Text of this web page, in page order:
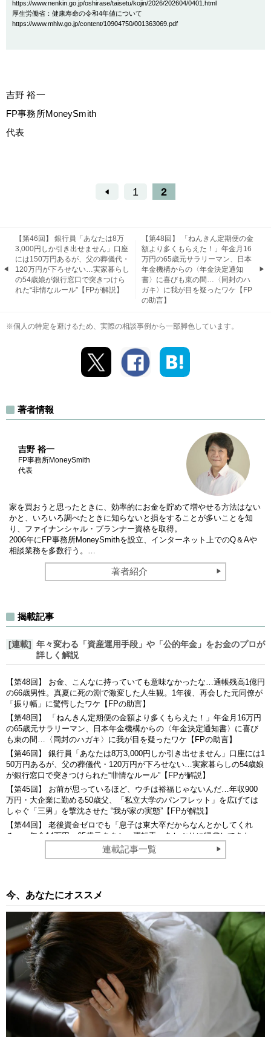
https://www.nenkin.go.jp/oshirase/taisetu/kojin/2026/202604/0401.html
厚生労働省：健康寿命の令和4年値について
https://www.mhlw.go.jp/content/10904750/001363069.pdf
吉野 裕一
FP事務所MoneySmith
代表
1 2
【第46回】 銀行員「あなたは8万
3,000円しか引き出せません」口座
には150万円あるが、父の葬儀代・
120万円が下ろせない…実家暮らし
の54歳娘が銀行窓口で突きつけら
れた“非情なルール”【FPが解説】
【第48回】 「ねんきん定期便の金
額より多くもらえた！」年金月16
万円の65歳元サラリーマン、日本
年金機構からの〈年金決定通知
書〉に喜びも束の間…〈同封のハ
ガキ〉に我が目を疑ったワケ【FP
の助言】
※個人の特定を避けるため、実際の相談事例から一部脚色しています。
著者情報
吉野 裕一
FP事務所MoneySmith
代表
家を買おうと思ったときに、効率的にお金を貯めて増やせる方法はない
かと、いろいろ調べたときに知らないと損をすることが多いことを知
り、ファイナンシャル・プランナー資格を取得。
2006年にFP事務所MoneySmithを設立、インターネット上でのQ＆Aや
相談業務を多数行う。…
著者紹介
揭載記事
[連載] 年々変わる「資産運用手段」や「公的年金」をお金のプロが
詳しく解説
【第48回】 お金、こんなに持っていても意味なかったな…通帳残高1億円
の66歳男性。真夏に死の淵で激変した人生観。1年後、再会した元同僚が
「振り幅」に驚愕したワケ【FPの助言】
【第48回】 「ねんきん定期便の金額より多くもらえた！」年金月16万円
の65歳元サラリーマン、日本年金機構からの〈年金決定通知書〉に喜び
も束の間…〈同封のハガキ〉に我が目を疑ったワケ【FPの助言】
【第46回】 銀行員「あなたは8万3,000円しか引き出せません」口座には1
50万円あるが、父の葬儀代・120万円が下ろせない…実家暮らしの54歳娘
が銀行窓口で突きつけられた“非情なルール”【FPが解説】
【第45回】 お前が思っているほど、ウチは裕福じゃないんだ…年収900
万円・大企業に勤める50歳父、「私立大学のパンフレット」を広げては
しゃぐ「三男」を撃沈させた “我が家の実態”【FPが解説】
【第44回】 老後資金ゼロでも「息子は東大卒だからなんとかしてくれ
る」…年金14万円・65歳元タクシー運転手、久しぶりに帰省してきた
〈月収97万円・35歳息子〉の開口一番に凍りついたワケ【FPが解説】
連載記事一覧
今、あなたにオススメ